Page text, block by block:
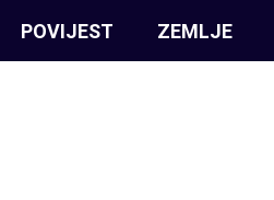
POVIJEST ZEMLJE